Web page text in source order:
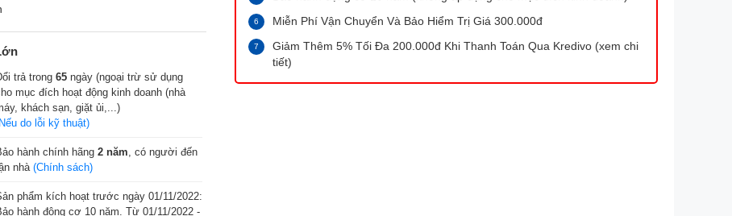
trả trong 65ngày (ngoại trừ sử dụng
mục đích hoạt động kinh doanh (nhà
khách sạn, giặt ủi,...)
do lỗi kỹ thuật)
hành chính hãng 2 năm, có người đến
nhà (Chính sách)
phẩm kích hoạt trước ngày 01/11/2022:
hành động cơ 10 năm. Từ 01/11/2022 -
Miễn Phí Vận Chuyển Và Bảo Hiểm Trị Giá 300.000đ
Giảm Thêm 5% Tối Đa 200.000đ Khi Thanh Toán Qua Kredivo (xem chi
tiết)